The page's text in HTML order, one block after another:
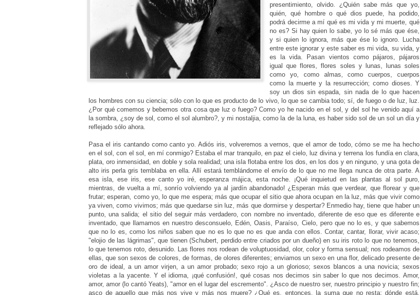
presentimiento, olvido. ¿Quién sabe más que yo,
quién, qué hombre o qué dios puede, ha podido,
podrá decirme a mí qué es mi vida y mi muerte, qué
no es? Si hay quien lo sabe, yo lo sé más que ése,
y si quien lo ignora, más que ése lo ignoro. Lucha
entre este ignorar y este saber es mi vida, su vida, y
es la vida. Pasan vientos como pájaros, pájaros
igual que flores, flores soles y lunas, lunas soles
como yo, como almas, como cuerpos, cuerpos
como la muerte y la resurrección; como dioses. Y
soy un dios sin espada, sin nada de lo que hacen
los hombres con su ciencia; sólo con lo que es producto de lo vivo, lo que se cambia todo; sí, de fuego o de luz, luz.
¿Por qué comemos y bebemos otra cosa que luz o fuego? Como yo he nacido en el sol, y del sol he venido aquí a
la sombra, ¿soy de sol, como el sol alumbro?, y mi nostaljia, como la de la luna, es haber sido sol de un sol un día y
reflejado sólo ahora.
Pasa el iris cantando como canto yo. Adiós iris, volveremos a vernos, que el amor de todo, cómo se me ha hecho en el sol, con el sol, en mí conmigo? Estaba el mar tranquilo, en paz el cielo, luz divina y terrena los fundía en clara, plata, oro inmensidad, en doble y sola realidad; una isla flotaba entre los dos, en los dos y en ninguno, y una gota de alto iris perla gris temblaba en ella. Allí estará temblándome el envío de lo que no me llega nunca de otra parte. A esa isla, ese iris, ese canto yo iré, esperanza májica, esta noche. ¡Qué inquietud en las plantas al sol puro, mientras, de vuelta a mí, sonrío volviendo ya al jardín abandonado! ¿Esperan más que verdear, que florear y que frutar; esperan, como yo, lo que me espera; más que ocupar el sitio que ahora ocupan en la luz, más que vivir como ya viven, como vivimos; más que quedarse sin luz, más que dormirse y despertar? Enmedio hay, tiene que haber un punto, una salida; el sitio del seguir más verdadero, con nombre no inventado, diferente de eso que es diferente e inventado, que llamamos en nuestro desconsuelo, Edén, Oasis, Paraíso, Cielo, pero que no lo es, y que sabemos que no lo es, como los niños saben que no es lo que no es que anda con ellos. Contar, cantar, llorar, vivir acaso; "elojio de las lágrimas", que tienen (Schubert, perdido entre criados por un dueño) en su iris roto lo que no tenemos, lo que tenemos roto, desunido. Las flores nos rodean de voluptuosidad, olor, color y forma sensual; nos rodeamos de ellas, que son sexos de colores, de formas, de olores diferentes; enviamos un sexo en una flor, delicado presente de oro de ideal, a un amor virjen, a un amor probado; sexo rojo a un glorioso; sexos blancos a una novicia; sexos violetas a la yacente. Y el idioma, ¡qué confusión!, qué cosas nos decimos sin saber lo que nos decimos. Amor, amor, amor (lo cantó Yeats), "amor en el lugar del escremento". ¿Asco de nuestro ser, nuestro principio y nuestro fin; asco de aquello que más nos vive y más nos muere? ¿Qué es, entonces, la suma que no resta; dónde está, matemático celeste, la suma que es el todo y que no acaba? Hermoso es no tener lo que se tiene, nada de lo que es fin para nosotros, es fin, pues que se vuelve contra nosotros, y el verdadero fin nunca se nos vuelve. Aquel chopo de luz me lo decía, en Madrid, contra el aire turquesa del otoño: "Termínate en ti mismo como yo". Todo lo que volaba alrededor, ¡qué raudo era!, y él qué insigne en lo suyo, verde y oro, sin mejor en el oro verde. Alas, cantos, luz, palmas, olas, frutas me rodean, me envuelven en su ritmo, en su gracia, en su fuerza delicada; y yo me olvido de mí entre ello, y bailo y canto y río y lloro por los otros, embriagado. ¿Esto es vivir? ¿Hay otra cosa más que este vivir de cambio y gloria? Yo oigo siempre esa música que suena en el fondo de todo, más allá; es la que me llama desde el mar, en la calle, en el sueño. A su aguda y serena desnudez, siempre estraña y sencilla, el ruiseñor es sólo un calumniado prólogo. ¡Qué letra, universal, luego, la suya! El músico mayor la ahuyenta. ¡Pobre del hombre si la mujer oliera, supiera siempre a rosa! ¿Qué dulce mujer normal, qué tierna, qué suave (Villon), qué forma de las formas, qué esencia, qué sustancia de las sustancias, las esencias; qué lumbre de las lumbres; la mujer, madre, hermana, amante! Luego, de pronto, esta dureza de ir más allá de la mujer, de la mujer que es nuestro todo, donde debiera terminar nuestro horizonte. Las copas de veneno, ¡qué tentadoras son!, y son de flores, yerbas y hojas. Estamos rodeados de veneno que nos arrulla como el viento, arpas de luna y sol en ramas tiernas, colgaduras ondeantes, venenosas, y pájaros en ellas, como estrellas de cuchillo; veneno todo, y el veneno nos deja a veces no matar. Eso es dulzura, dejación de un mandato, y eso es pausa y escape. Entramos por los robles melenudos; rumoreaban su vejez cascada, oscuros, rotos, huecos, monstruosos, con colgados de telarañas fúnebres; el viento les mecía las melenas, en medrosos, estraños ondeajes, y entre ellos, por la sombra baja, honda, venía el rico olor del azahar de las tierras naranjas, grito ardiente con gritillos blancos de muchachas y niños. ¡Un árbol paternal, de vez en cuando, junto a una casa, sola en un desierto (seco y lleno de cuervos; aquel tronco hueco, gris, lacio, a la salida del verdor profuso, con aquel cuervo muerto, suspendido por una pluma de una astilla, y los cuervos aún vivos posados ante él, sin atreverse a picotearlo, serios)! Y un árbol sobre un río. ¡Qué honda vida la de estos árboles; qué personalidad, qué inmanencia, qué calma, qué llenura de corazón total queriendo darse (aquel camino que partía en dos aquel pintar que se anhelaba)! Y por la noche, ¡qué rumor de primavera interna en sueño negro! ¡Qué amigo un árbol, aquel pino, verde, grande, pino redondo, verde, junto a la casa de mi Fuentepiña! Pino de la corona, ¿dónde estás?, ¿estás más lejos que si yo estuviera lejos? ¡Y qué canto me arrulla tu copa milenaria, que cobijaba pueblos y alumbraba de su forma rotunda y vijilante al marinero! La música mejor es la que suena y calla, que aparece y desaparece, la que concuerda, en un "de pronto", con nuestro oir más distraído. Lo que fue esta mañana ya no es, ni ha sido más distraído. Lo que fue esta mañana ya no es, ni ha sido más que en mí; gloria suprema, escena fiel, que yo, que la creaba, creía de otros más que de mí mismo. Los otros no lo vieron; mi nostaljia, que era de estar con ellos, era de estar conmigo, en quien estaba. La gloria es como es, nadie la mueva, no hay nada que quitar ni que poner, y el dios actual está muy lejos, distraído también con tanta menudencia grande que le piden. Si acaso, en sus momentos de jardín, cuando acoje al niño libre, lo único grande que ha creado, se encuentra pleno en un sí pleno. Qué bellas estas flores secas sobre la yerba fría del jardín que ahora es nuestro. ¿Un libro, libro? Bueno es dejar un libro grande a medio leer, sobre algún banco, lo grande que termina; y hay que darle una lección al que lo quiere terminar, al que pretende que lo terminemos. Grande es lo breve, y si queremos ser y parecer más grandes, unamos sólo con amor, no cantidad. El mar no es más que gotas unidas, ni el amor que murmullos unidos, ni tú, cosmos, que cosmillos unidos. Lo más bello es el átomo último el solo indivisible, y que por serlo no es, ya más, pequeño. Unidad de unidades es lo uno; ¡y qué viento más plácido levantan esas nubes menudas al cenit; qué dulce luz es esa suma roja única! Suma es la vida suma, y dulce. Dulce como esta luz era el amor; ¡qué plácido este amor también! Sueño, ¿he dormido? Hora celeste y verde toda; y solos. Hora en que las paredes y las puertas se desvanecen como agua, aire, y el alma sale y entra en todo, de y por todo, con una comunicación de luz y sombra. Todo se ve a la luz de dentro, todo es dentro, y las estrellas no son más que chispas de nosotros que nos amamos, perlas bellas de nuestro roce fácil y tranquilo. ¡Qué luz tan buena para nuestra vida y nuestra eternidad! El riachuelo iba hablando bajo por aquel barranco, entre las tumbas, casas de las laderas verdes; valle dormido, valle adormilado. Todo estaba en su verde, en su flor; los mismos muertos en verde y flor de muerte; la piedra misma estaba en verde y flor de piedra. Allí se entraba y se salía como en el lento anochecer, del lento amanecer. Todo lo rodeaban piedra, cielo, río; y cerca el mar, más muerte que la tierra, el mar lleno de muertos de la tierra, sin casa, separados, engullidos por una variada dispersión. Para acordarme de por qué he nacido, vuelvo a ti, mar. "El mar que fue mi cuna, mi gloria y mi sustento; el mar eterno y solo que me llevó al amor"; y del amor es este mar que ahora viene a mis manos, ya más duras, como un cordero blanco a beber la dulzura del amor. Amor el de Eloísa; ¡qué ternura, qué sencillez, qué realidad perfecta! Todo claro y nombrado con su nombre en llena castidad. Y ella, enmedio de todo, intacta de lo bajo entre lo pleno. Si tu mujer, Pedro Abelardo, pudo ser así, el ideal existe, no hay que falsearlo. Tu ideal existió; ¿por qué lo falseaste, necio Pedro Abelardo? Hombres, mujeres, hombres, hay que encontrar el ideal, y dí, qué eres tú ahora y dónde estás? ¿Por qué, Pedro Abelardo vano, la mandaste al convento y tú te fuiste con los monjes plebeyos, si ella era, el centro de tu vida, su vida, de la vida, y hubiera sido igual contigo ya capado, que antes, si era el ideal? No lo supiste, yo soy quien lo vió, desobediencia de la dulce obediente plena gracia. Amante, madre, hermana, niña tú, Eloísa; qué bien te conocías y te hablabas, qué tiernamente te nombrabas a él; ¡y qué azucena fatal que te dio tu tierra. No estaba seco el árbol del invierno, como se dice, y yo creí en mi juventud; como yo, tiene el verde, el oro, el grana en la raíz y dentro, mi dentro, mi adentro, tanto que llena de color doble infinito. Tronco de invierno soy, que en la muerte va a dar de sí la copa doble llena que ven sólo como es los deseados. Vi un tocón, a la orilla del mar neutro; arrancado del suelo, era como un muerto animal; la muerte daba a su quietud seguridad de haber estado vivo; sus arterias cortadas con el hacha, echaban sangre todavía. Una miseria, un rencor de haber sido arrancado de la tierra, salía de su entraña endurecida y se espandía con el agua y por la arena, hasta el cielo infinito, azul. La muerte, y sobre todo, el crimen, da igualdad a lo vivo, lo más y menos vivo, y lo menos perece siempre, con la muerte, más. No, no era todo menos, como dije un día, "todo es menos"; todo era más, y por haberlo sido, es más morir para ser más, del todo más. ¿Qué ley de vida juzga con su farsa a la muerte sin ley y la aprisiona en la impotencia? ¡Sí, todo, todo ha sido más y todo será más! No es el presente sino un punto de apoyo o de comparación, más breve cada vez; y lo que deja y lo que coje, más, más grande. No, ese perro que ladra al sol caído, no ladra en el Montu